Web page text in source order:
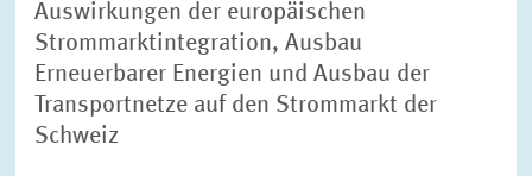
Sortierung
Nach Projektbeginn absteigend
Status
Bitte wählen Sie einen Status
Auswirkungen der europäischen
Strommarktintegration, Ausbau
Erneuerbarer Energien und Ausbau der
Transportnetze auf den Strommarkt der
Schweiz